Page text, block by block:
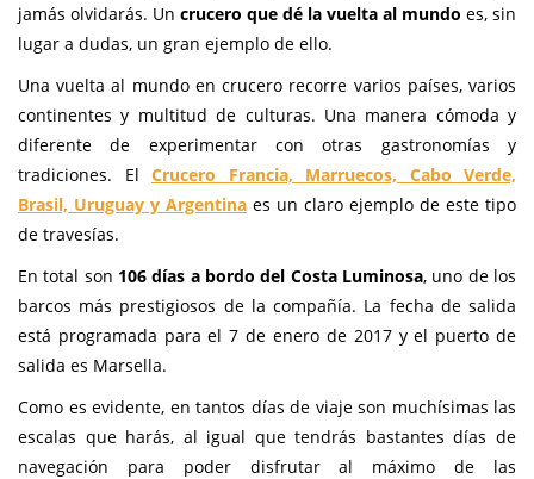
jamás olvidarás. Un crucero que dé la vuelta al mundo es, sin
lugar a dudas, un gran ejemplo de ello.
Una vuelta al mundo en crucero recorre varios países, varios
continentes y multitud de culturas. Una manera cómoda y
diferente de experimentar con otras gastronomías y
tradiciones. El Crucero Francia, Marruecos, Cabo Verde,
Brasil, Uruguay y Argentina es un claro ejemplo de este tipo
de travesías.
En total son 106 días a bordo del Costa Luminosa, uno de los
barcos más prestigiosos de la compañía. La fecha de salida
está programada para el 7 de enero de 2017 y el puerto de
salida es Marsella.
Como es evidente, en tantos días de viaje son muchísimas las
escalas que harás, al igual que tendrás bastantes días de
navegación para poder disfrutar al máximo de las